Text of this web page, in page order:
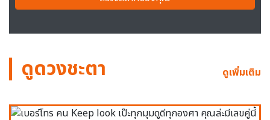
ดูดวงชะตา ดูเพิ่มเติม